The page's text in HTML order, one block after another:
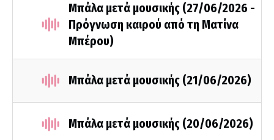
Μπάλα μετά μουσικής (27/06/2026 -
Πρόγνωση καιρού από τη Ματίνα
Μπέρου)
Μπάλα μετά μουσικής (21/06/2026)
Μπάλα μετά μουσικής (20/06/2026)